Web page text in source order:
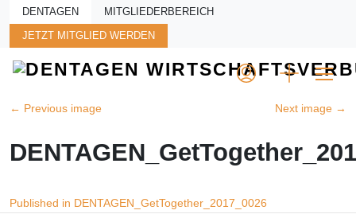
Skip to main content
DENTAGEN MITGLIEDERBEREICH
JETZT MITGLIED WERDEN
← Previous image Next image →
Beitragsnavigation
Published in DENTAGEN_GetTogether_2017_0026